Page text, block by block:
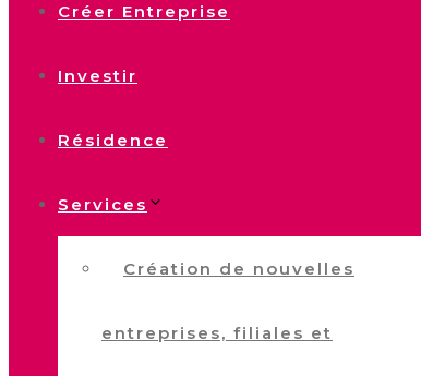
Créer Entreprise
Investir
Résidence
Services
Création de nouvelles
entreprises, filiales et